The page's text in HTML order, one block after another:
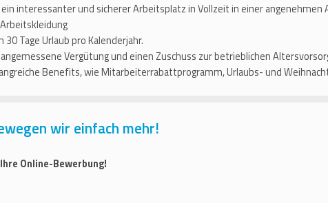
interessanter und sicherer Arbeitsplatz in Vollzeit in einer
Tage Urlaub pro Kalenderjahr.
Vergütung und einen Zuschuss zur betrieblichen
Benefits, wie Mitarbeiterrabattprogramm, Urlaubs- und
wir einfach mehr!
Online-Bewerbung!